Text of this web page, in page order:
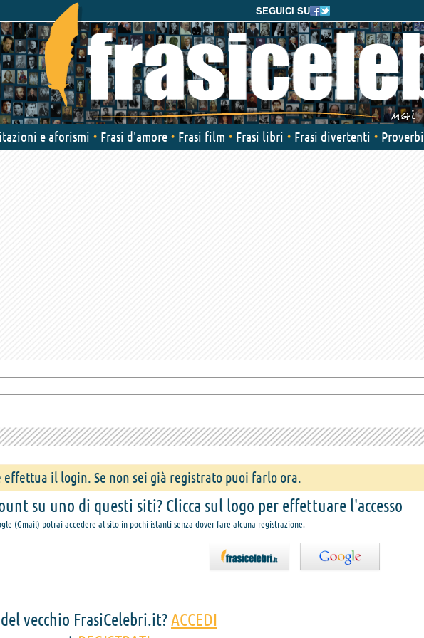
SEGUICI SU
e aforismi Frasi d'amore Frasi film Frasi libri Frasi divertenti Proverbi
effettua il login. Se non sei già registrato puoi farlo ora.
su uno di questi siti? Clicca sul logo per effettuare l'accesso
(Gmail) potrai accedere al sito in pochi istanti senza dover fare alcuna registrazione.
vecchio FrasiCelebri.it?ACCEDI